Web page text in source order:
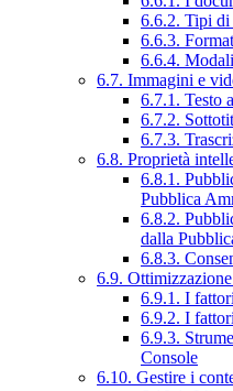
6.6.2. Tipi di
6.6.3.
6.6.4.
6.7. Immagini e
6.7.1. Testo
6.7.2.
6.7.3.
6.8. Proprietà
6.8.1.
Pubblica
6.8.2.
dalla
6.8.3.
6.9.
6.9.1. I fattori
6.9.2. I fattori
6.9.3.
Console
6.10. Gestire i